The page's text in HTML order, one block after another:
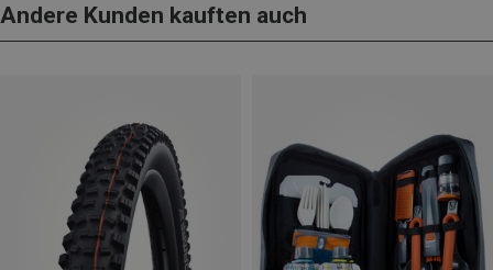
Andere Kunden kauften auch